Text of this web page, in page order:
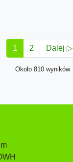
1 2 Dalej ▷
Około 810 wyników